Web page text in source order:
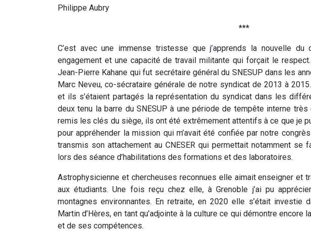
Philippe Aubry
***
C’est avec une immense tristesse que j’apprends la nouvelle du
engagement et une capacité de travail militante qui forçait le
Jean-Pierre Kahane qui fut secrétaire général du SNESUP dans les
Marc Neveu, co-sécrataire générale de notre syndicat de 2013 à
et ils s’étaient partagés la représentation du syndicat dans les
deux tenu la barre du SNESUP à une période de tempête interne très
remis les clés du siège, ils ont été extrêmement attentifs à ce que je
pour appréhender la mission qui m’avait été confiée par notre
transmis son attachement au CNESER qui permettait notamment se
lors des séance d’habilitations des formations et des laboratoires.
Astrophysicienne et chercheuses reconnues elle aimait enseigner et
aux étudiants. Une fois reçu chez elle, à Grenoble j’ai pu
montagnes environnantes. En retraite, en 2020 elle s’était investie
Martin d’Hères, en tant qu’adjointe à la culture ce qui démontre encore
et de ses compétences.